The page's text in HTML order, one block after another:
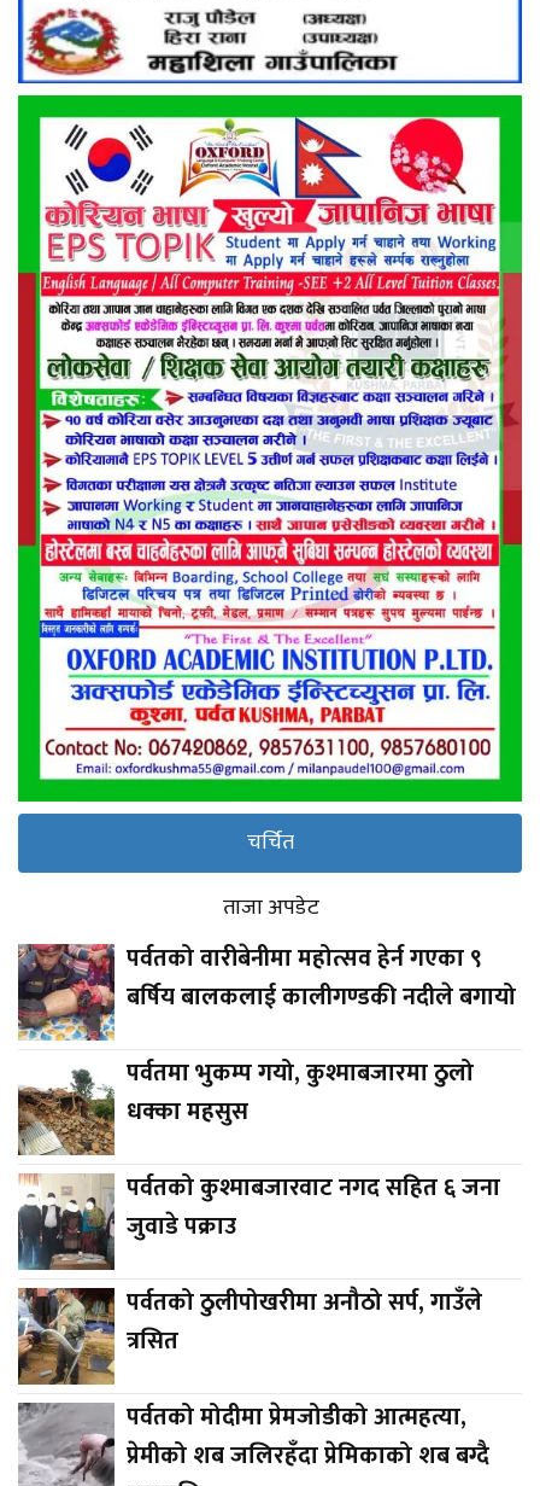
चर्चित
ताजा अपडेट
पर्वतको वारीबेनीमा महोत्सव हेर्न गएका ९
बर्षिय बालकलाई कालीगण्डकी नदीले बगायो
पर्वतमा भुकम्प गयो, कुश्माबजारमा ठुलो
धक्का महसुस
पर्वतको कुश्माबजारवाट नगद सहित ६ जना
जुवाडे पक्राउ
पर्वतको ठुलीपोखरीमा अनौठो सर्प, गाउँले
त्रसित
पर्वतको मोदीमा प्रेमजोडीको आत्महत्या,
प्रेमीको शब जलिरहँदा प्रेमिकाको शब बग्दै